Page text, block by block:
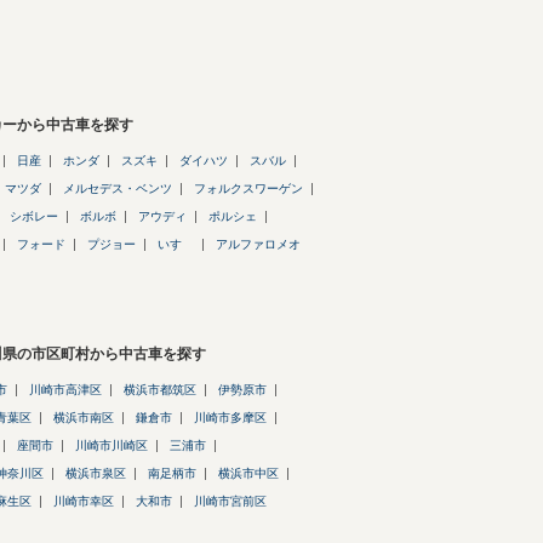
ーから中古車を探す
日産 ホンダ スズキ ダイハツ スバル
マツダ メルセデス・ベンツ フォルクスワーゲン
シボレー ボルボ アウディ ポルシェ
フォード プジョー いすゞ アルファロメオ
の市区町村から中古車を探す
川崎市高津区 横浜市都筑区 伊勢原市
葉区 横浜市南区 鎌倉市 川崎市多摩区
座間市 川崎市川崎区 三浦市
奈川区 横浜市泉区 南足柄市 横浜市中区
生区 川崎市幸区 大和市 川崎市宮前区